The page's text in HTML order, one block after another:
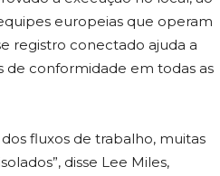
europeias que operam
registro conectado ajuda a
de conformidade em todas as
fluxos de trabalho, muitas
disse Lee Miles,